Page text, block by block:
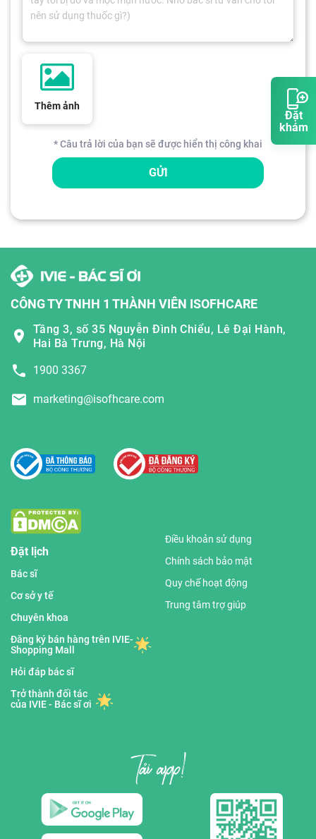
Đặt
khám
Thêm ảnh
* Câu trả lời của bạn sẽ được hiển thị công khai
GỬI
CÔNG TY TNHH 1 THÀNH VIÊN ISOFHCARE
Tầng 3, số 35 Nguyễn Đình Chiểu, Lê Đại Hành,
Hai Bà Trưng, Hà Nội
1900 3367
marketing@isofhcare.com
Đặt lịch
Bác sĩ
Cơ sở y tế
Chuyên khoa
Đăng ký bán hàng trên IVIE-
Shopping Mall
Hỏi đáp bác sĩ
Trở thành đối tác
của IVIE - Bác sĩ ơi
Điều khoản sử dụng
Chính sách bảo mật
Quy chế hoạt động
Trung tâm trợ giúp